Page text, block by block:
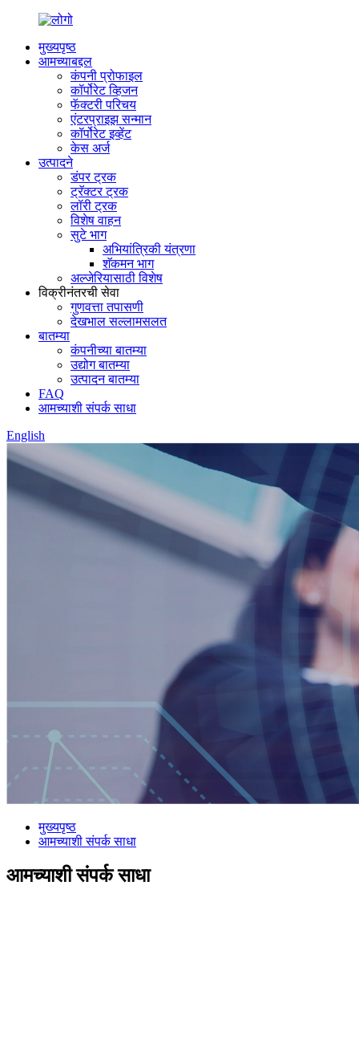
मुख्यपृष्ठ
आमच्याबद्दल
कंपनी प्रोफाइल
कॉर्पोरेट व्हिजन
फॅक्टरी परिचय
एंटरप्राइझ सन्मान
कॉर्पोरेट इव्हेंट
केस अर्ज
उत्पादने
डंपर ट्रक
ट्रॅक्टर ट्रक
लॉरी ट्रक
विशेष वाहन
सुटे भाग
अभियांत्रिकी यंत्रणा
शॅकमन भाग
अल्जेरियासाठी विशेष
विक्रीनंतरची सेवा
गुणवत्ता तपासणी
देखभाल सल्लामसलत
बातम्या
कंपनीच्या बातम्या
उद्योग बातम्या
उत्पादन बातम्या
FAQ
आमच्याशी संपर्क साधा
English
मुख्यपृष्ठ
आमच्याशी संपर्क साधा
आमच्याशी संपर्क साधा